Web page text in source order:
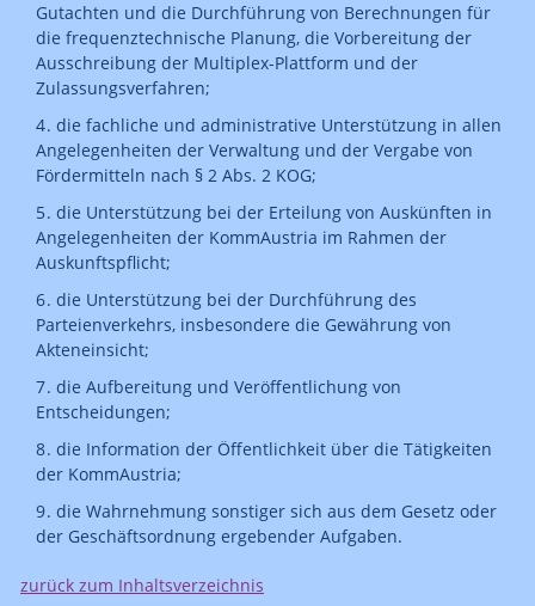
Gutachten und die Durchführung von Berechnungen für
die frequenztechnische Planung, die Vorbereitung der
Ausschreibung der Multiplex-Plattform und der
Zulassungsverfahren;
die fachliche und administrative Unterstützung in allen
Angelegenheiten der Verwaltung und der Vergabe von
Fördermitteln nach § 2 Abs. 2 KOG;
die Unterstützung bei der Erteilung von Auskünften in
Angelegenheiten der KommAustria im Rahmen der
Auskunftspflicht;
die Unterstützung bei der Durchführung des
Parteienverkehrs, insbesondere die Gewährung von
Akteneinsicht;
die Aufbereitung und Veröffentlichung von
Entscheidungen;
die Information der Öffentlichkeit über die Tätigkeiten
der KommAustria;
die Wahrnehmung sonstiger sich aus dem Gesetz oder
der Geschäftsordnung ergebender Aufgaben.
zurück zum Inhaltsverzeichnis